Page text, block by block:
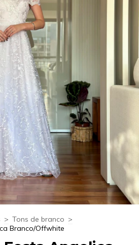
> Tons de branco >
Branco/Offwhite